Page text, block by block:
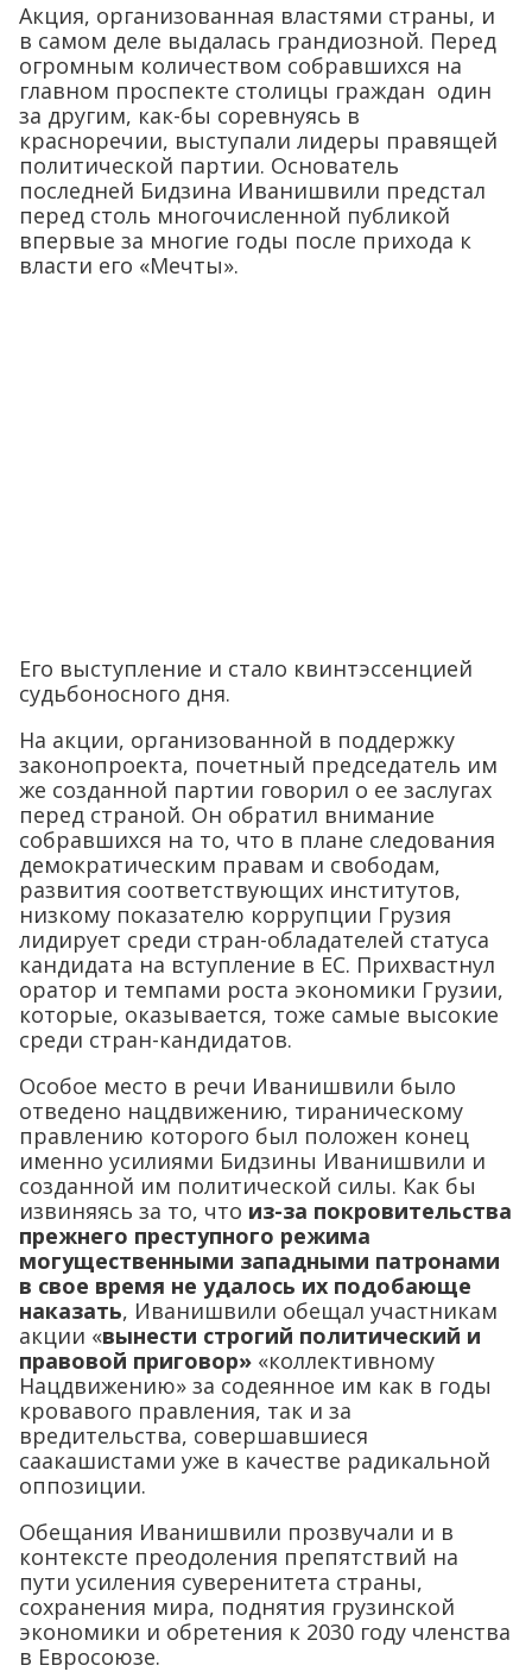
Акция, организованная властями страны, и
в самом деле выдалась грандиозной. Перед
огромным количеством собравшихся на
главном проспекте столицы граждан один
за другим, как-бы соревнуясь в
красноречии, выступали лидеры правящей
политической партии. Основатель
последней Бидзина Иванишвили предстал
перед столь многочисленной публикой
впервые за многие годы после прихода к
власти его «Мечты».
Его выступление и стало квинтэссенцией
судьбоносного дня.
На акции, организованной в поддержку
законопроекта, почетный председатель им
же созданной партии говорил о ее заслугах
перед страной. Он обратил внимание
собравшихся на то, что в плане следования
демократическим правам и свободам,
развития соответствующих институтов,
низкому показателю коррупции Грузия
лидирует среди стран-обладателей статуса
кандидата на вступление в ЕС. Прихвастнул
оратор и темпами роста экономики Грузии,
которые, оказывается, тоже самые высокие
среди стран-кандидатов.
Особое место в речи Иванишвили было
отведено нацдвижению, тираническому
правлению которого был положен конец
именно усилиями Бидзины Иванишвили и
созданной им политической силы. Как бы
извиняясь за то, что из-за покровительства
прежнего преступного режима
могущественными западными патронами
в свое время не удалось их подобающе
наказать, Иванишвили обещал участникам
акции «вынести строгий политический и
правовой приговор» «коллективному
Нацдвижению» за содеянное им как в годы
кровавого правления, так и за
вредительства, совершавшиеся
саакашистами уже в качестве радикальной
оппозиции.
Обещания Иванишвили прозвучали и в
контексте преодоления препятствий на
пути усиления суверенитета страны,
сохранения мира, поднятия грузинской
экономики и обретения к 2030 году членства
в Евросоюзе.